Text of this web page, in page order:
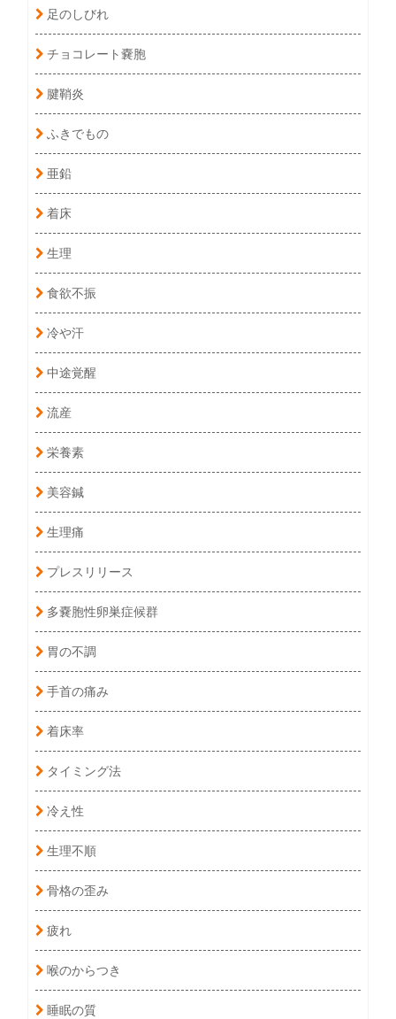
足のしびれ
チョコレート嚢胞
腱鞘炎
ふきでもの
亜鉛
着床
生理
食欲不振
冷や汗
中途覚醒
流産
栄養素
美容鍼
生理痛
プレスリリース
多嚢胞性卵巣症候群
胃の不調
手首の痛み
着床率
タイミング法
冷え性
生理不順
骨格の歪み
疲れ
喉のからつき
睡眠の質